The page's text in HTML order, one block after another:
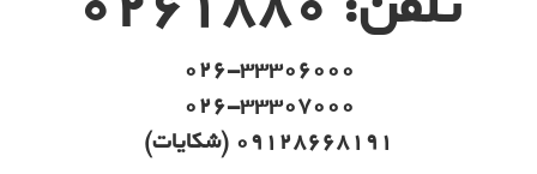
026-33306000
026-33307000
09128668191 (شکایات)